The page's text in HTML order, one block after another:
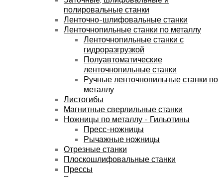
полировальные станки
Ленточно-шлифовальные станки
Ленточнопильные станки по металлу
Ленточнопильные станки с
гидроразгрузкой
Полуавтоматические
ленточнопильные станки
Ручные ленточнопильные станки по
металлу
Листогибы
Магнитные сверлильные станки
Ножницы по металлу - Гильотины
Пресс-ножницы
Рычажные ножницы
Отрезные станки
Плоскошлифовальные станки
Прессы